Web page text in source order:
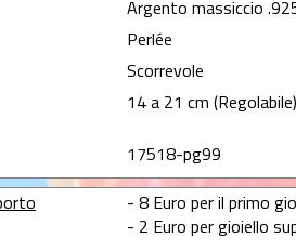
Argento massiccio
Perlée
Scorrevole
14 a 21 cm (Regolabile)
17518-pg99
- 8 Euro per il primo
- 2 Euro per gioiello